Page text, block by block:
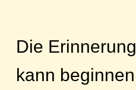
Die
kann